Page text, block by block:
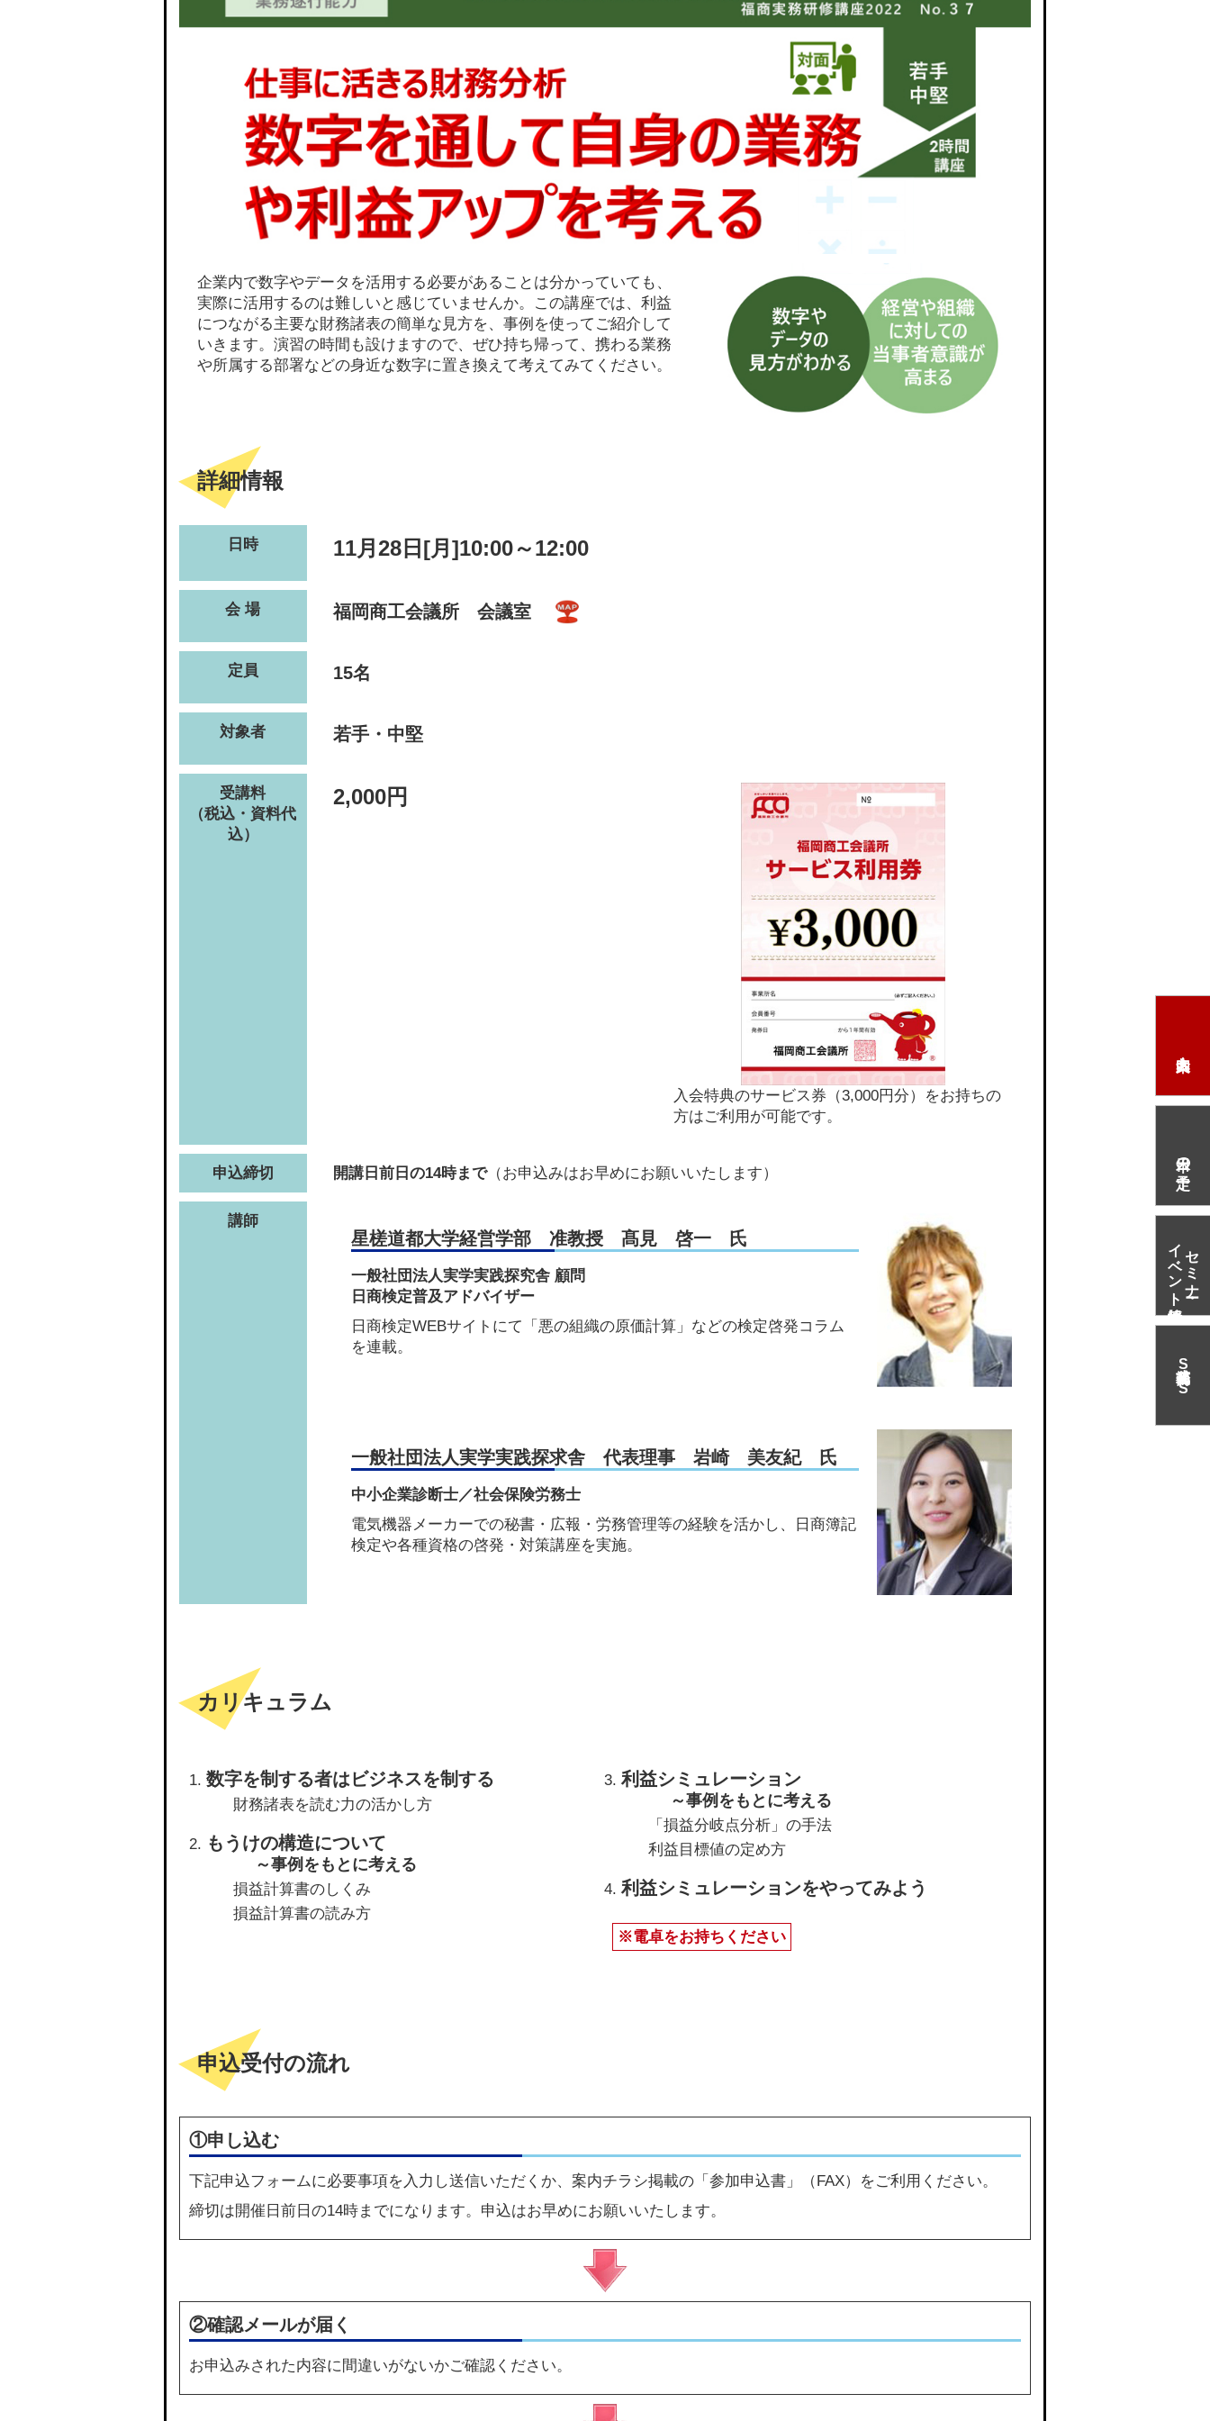
本日の予定
セミナー・
イベント情報
S
N
S
企業内で数字やデータを活用する必要があることは分かっていても、
実際に活用するのは難しいと感じていませんか。この講座では、利益
につながる主要な財務諸表の簡単な見方を、事例を使ってご紹介して
いきます。演習の時間も設けますので、ぜひ持ち帰って、携わる業務
や所属する部署などの身近な数字に置き換えて考えてみてください。
詳細情報
日時 11月28日[月]10:00～12:00
会 場 福岡商工会議所 会議室
定員 15名
対象者 若手・中堅
受講料
（税込・資料代
込）
2,000円
入会特典のサービス券（3,000円分）をお持ちの
方はご利用が可能です。
申込締切 開講日前日の14時まで（お申込みはお早めにお願いいたします）
講師
星槎道都大学経営学部 准教授 髙見 啓一 氏
一般社団法人実学実践探究舎 顧問
日商検定普及アドバイザー
日商検定WEBサイトにて「悪の組織の原価計算」などの検定啓発コラム
を連載。
一般社団法人実学実践探求舎 代表理事 岩崎 美友紀 氏
中小企業診断士／社会保険労務士
電気機器メーカーでの秘書・広報・労務管理等の経験を活かし、日商簿記
検定や各種資格の啓発・対策講座を実施。
カリキュラム
数字を制する者はビジネスを制する
財務諸表を読む力の活かし方
もうけの構造について
～事例をもとに考える
損益計算書のしくみ
損益計算書の読み方
利益シミュレーション
～事例をもとに考える
「損益分岐点分析」の手法
利益目標値の定め方
利益シミュレーションをやってみよう
※電卓をお持ちください
申込受付の流れ
①申し込む
下記申込フォームに必要事項を入力し送信いただくか、 案内チラシ掲載の「参加申込書」（FAX）をご利用ください。
締切は開催日前日の14時までになります。申込はお早めにお願いいたします。
②確認メールが届く
お申込みされた内容に間違いがないかご確認ください。